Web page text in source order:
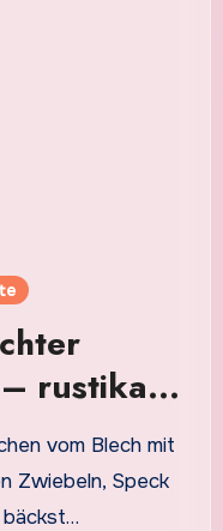
rustikal
vom Blech mit
Zwiebeln, Speck
bäckst…